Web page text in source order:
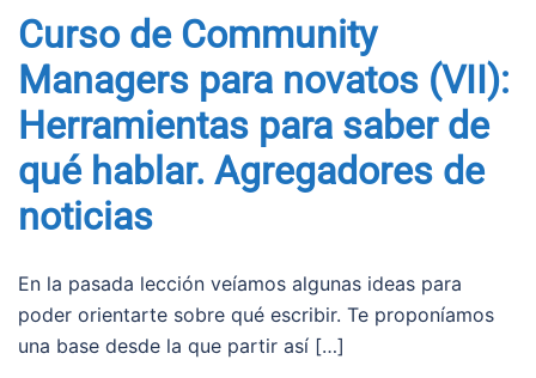
Curso de Community
Managers para novatos (VII):
Herramientas para saber de
qué hablar. Agregadores de
noticias
En la pasada lección veíamos algunas ideas para
poder orientarte sobre qué escribir. Te proponíamos
una base desde la que partir así […]